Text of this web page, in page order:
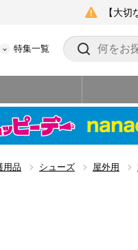
【大
特集一覧
用品 シューズ 屋外用